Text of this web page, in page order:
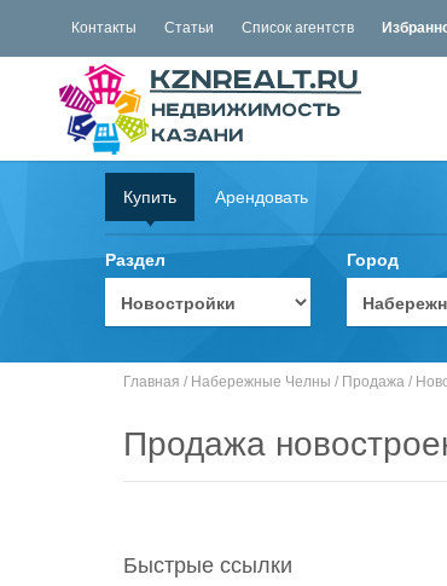
Контакты Статьи Список агентств
Купить Арендовать
Раздел Город
Главная / Набережные Челны / Продажа /
Продажа
Быстрые ссылки